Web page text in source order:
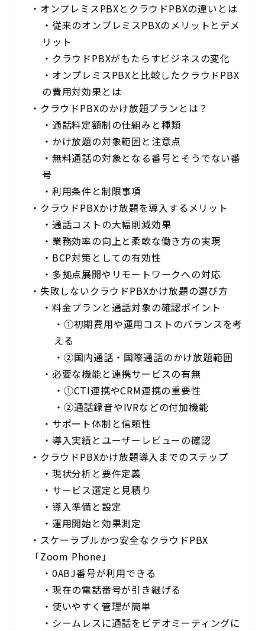
・ オンプレミスPBXとクラウドPBXの違いとは
・ 従来のオンプレミスPBXのメリットとデメ
リット
・ クラウドPBXがもたらすビジネスの変化
・ オンプレミスPBXと比較したクラウドPBX
の費用対効果とは
・ クラウドPBXのかけ放題プランとは？
・ 通話料定額制の仕組みと種類
・ かけ放題の対象範囲と注意点
・ 無料通話の対象となる番号とそうでない番
号
・ 利用条件と制限事項
・ クラウドPBXかけ放題を導入するメリット
・ 通話コストの大幅削減効果
・ 業務効率の向上と柔軟な働き方の実現
・ BCP対策としての有効性
・ 多拠点展開やリモートワークへの対応
・ 失敗しないクラウドPBXかけ放題の選び方
・ 料金プランと通話対象の確認ポイント
・ ①初期費用や運用コストのバランスを考
える
・ ②国内通話・国際通話のかけ放題範囲
・ 必要な機能と連携サービスの有無
・ ①CTI連携やCRM連携の重要性
・ ②通話録音やIVRなどの付加機能
・ サポート体制と信頼性
・ 導入実績とユーザーレビューの確認
・ クラウドPBXかけ放題導入までのステップ
・ 現状分析と要件定義
・ サービス選定と見積り
・ 導入準備と設定
・ 運用開始と効果測定
・ スケーラブルかつ安全なクラウドPBX
「Zoom Phone」
・ 0ABJ番号が利用できる
・ 現在の電話番号が引き継げる
・ 使いやすく管理が簡単
・ シームレスに通話をビデオミーティングに